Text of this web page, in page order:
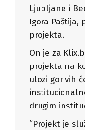
Ljubljane i
Igora Paštija,
projekta.
On je za
projekta na
ulozi gorivih
drugim
“Projekt je